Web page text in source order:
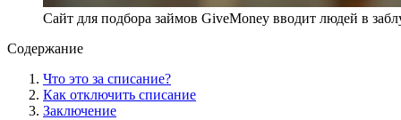
Сайт для подбора займов GiveMoney вводит людей в
Содержание
Что это за списание?
Как отключить списание
Заключение